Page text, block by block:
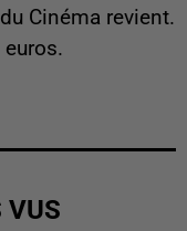
Cinéma revient.
VUS